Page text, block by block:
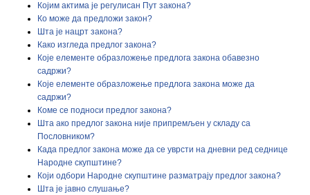
Којим актима је регулисан Пут закона?
Ко може да предложи закон?
Шта је нацрт закона?
Како изгледа предлог закона?
Које елементе образложење предлога закона обавезно
садржи?
Које елементе образложење предлога закона може да
садржи?
Коме се подноси предлог закона?
Шта ако предлог закона није припремљен у складу са
Пословником?
Када предлог закона може да се уврсти на дневни ред седнице
Народне скупштине?
Који одбори Народне скупштине разматрају предлог закона?
Шта је јавно слушање?